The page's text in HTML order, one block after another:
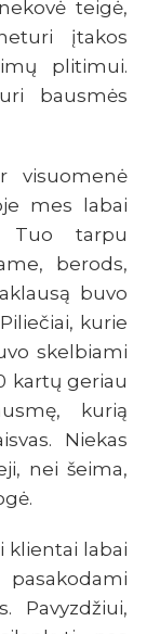
teigė,
įtakos
plitimui.
bausmės
visuomenė
mes labai
Tuo tarpu
berods,
buvo
kurie
skelbiami
kartų geriau
kurią
Niekas
nei šeima,
klientai labai
Pavyzdžiui,